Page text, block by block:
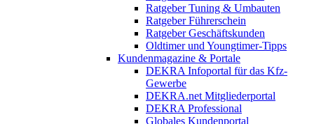
Ratgeber Tuning & Umbauten
Ratgeber Führerschein
Ratgeber Geschäftskunden
Oldtimer und Youngtimer-Tipps
Kundenmagazine & Portale
DEKRA Infoportal für das Kfz-
Gewerbe
DEKRA.net Mitgliederportal
DEKRA Professional
Globales Kundenportal